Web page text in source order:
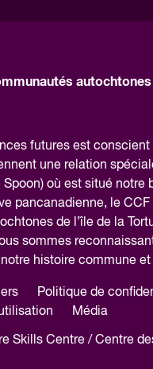
autochtones
futures est
une relation
où est situé
pancanadienne, le
de l’île de la
sommes
histoire commune
Politique de
Média
Skills Centre / Centre